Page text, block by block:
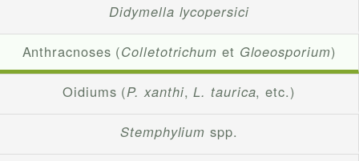
Didymella lycopersici
Anthracnoses (Colletotrichum et Gloeosporium)
Oidiums (P. xanthi,L. taurica, etc.)
Stemphylium spp.